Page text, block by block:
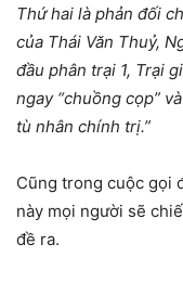
Thứ hai là phản đối
của Thái Văn Thuỷ,
đầu phân trại 1, Trại
ngay “chuồng cọp”
tù nhân chính trị.”
Cũng trong cuộc gọi
này mọi người sẽ
đề ra.